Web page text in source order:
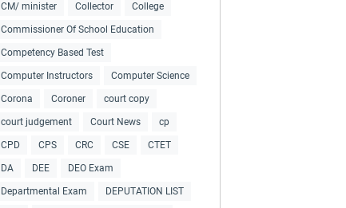
CM/ minister Collector College
Commissioner Of School Education
Competency Based Test
Computer Instructors Computer Science
Corona Coroner court copy
court judgement Court News cp
CPD CPS CRC CSE CTET
DA DEE DEO Exam
Departmental Exam DEPUTATION LIST